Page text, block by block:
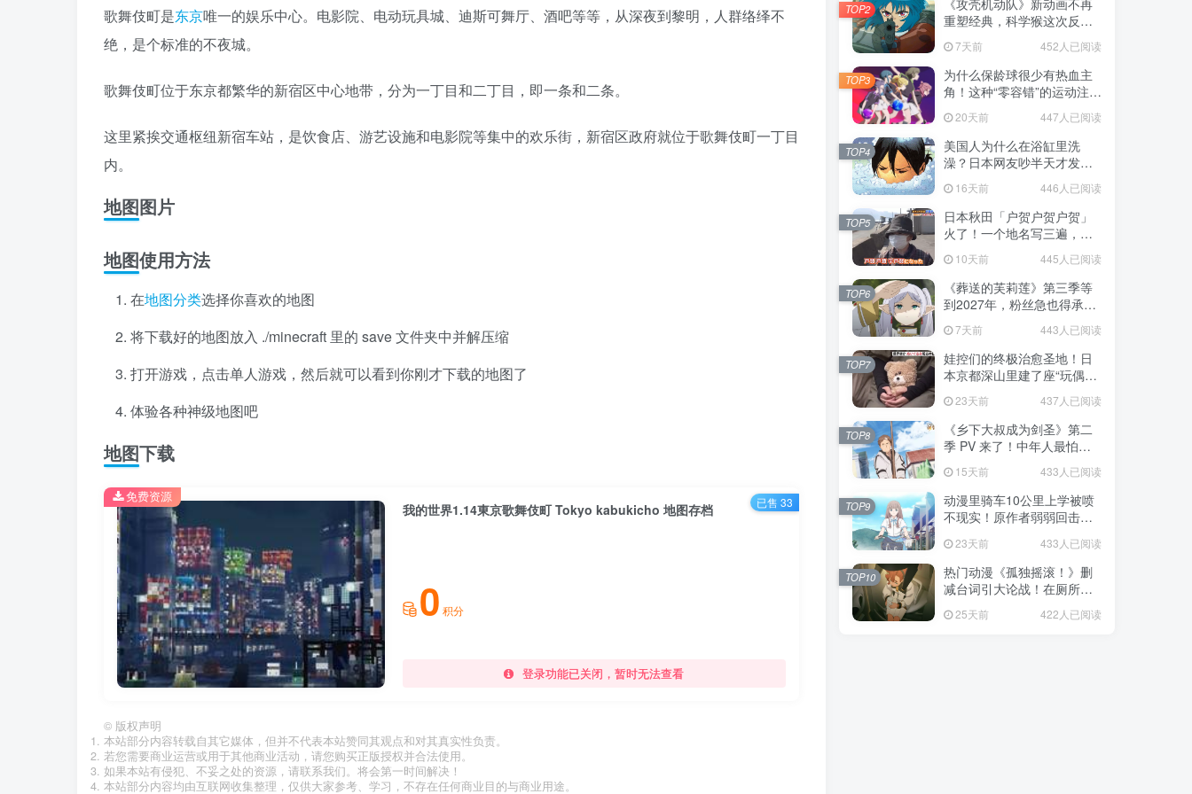
歌舞伎町是东京唯一的娱乐中心。电影院、电动玩具城、迪斯可舞厅、酒吧等等，从深夜到黎明，人群络绎不
绝，是个标准的不夜城。
歌舞伎町位于东京都繁华的新宿区中心地带，分为一丁目和二丁目，即一条和二条。
这里紧挨交通枢纽新宿车站，是饮食店、游艺设施和电影院等集中的欢乐街，新宿区政府就位于歌舞伎町一丁目
内。
地图图片
地图使用方法
在地图分类选择你喜欢的地图
将下载好的地图放入 ./minecraft 里的 save 文件夹中并解压缩
打开游戏，点击单人游戏，然后就可以看到你刚才下载的地图了
体验各种神级地图吧
地图下载
我的世界1.14東京歌舞伎町 Tokyo kabukicho 地图存档
0 积分
登录功能已关闭，暂时无法查看
免费资源 已售 33
© 版权声明
本站部分内容转载自其它媒体，但并不代表本站赞同其观点和对其真实性负责。
若您需要商业运营或用于其他商业活动，请您购买正版授权并合法使用。
如果本站有侵犯、不妥之处的资源，请联系我们。将会第一时间解决！
本站部分内容均由互联网收集整理，仅供大家参考、学习，不存在任何商业目的与商业用途。
重塑经典，科学猴这次反而
7天前 452人已阅读
TOP2
为什么保龄球很少有热血主
角！这种“零容错”的运动注定
们的生活！
20天前 447人已阅读
TOP3
美国人为什么在浴缸里洗
澡？日本网友吵半天才发
藏在浴室地板里！
16天前 446人已阅读
TOP4
日本秋田「户贺户贺户贺」
火了！一个地名写三遍，竟
不是玩梗而是150年旧账！
10天前 445人已阅读
TOP5
《葬送的芙莉莲》第三季等
到2027年，粉丝急也得承认
这次慢得有道理！
7天前 443人已阅读
TOP6
娃控们的终极治愈圣地！日
本京都深山里建了座“玩偶神
社”，不仅能拍照还能给娃祈
福！23天前 437人已阅读
TOP7
《乡下大叔成为剑圣》第二
季 PV 来了！中年人最怕的
不是变老，而是没人愿意再
相信你！
15天前 433人已阅读
TOP8
动漫里骑车10公里上学被喷
不现实！原作者弱弱回击：
常通勤！
23天前 433人已阅读
TOP9
热门动漫《孤独摇滚！》删
减台词引大论战！在厕所吃
现充！
25天前 422人已阅读
TOP10